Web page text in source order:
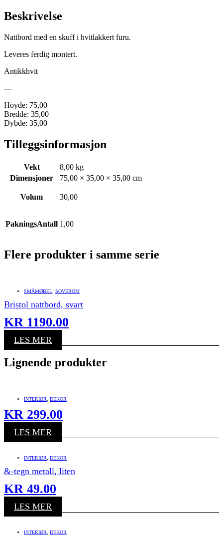
Beskrivelse
Nattbord med en skuff i hvitlakkert furu.
Leveres ferdig montert.
Antikkhvit
---
Hoyde: 75,00
Bredde: 35,00
Dybde: 35,00
Tilleggsinformasjon
Vekt
8,00 kg
Dimensjoner
75,00 × 35,00 × 35,00 cm
Volum 30,00
PakningsAntall 1,00
Flere produkter i samme serie
SMÅMØBEL SOVEROM
Bristol nattbord, svart
KR 1190.00
LES MER
Lignende produkter
INTERIØR DEKOR
KR 299.00
LES MER
INTERIØR DEKOR
&-tegn metall, liten
KR 49.00
LES MER
INTERIØR DEKOR